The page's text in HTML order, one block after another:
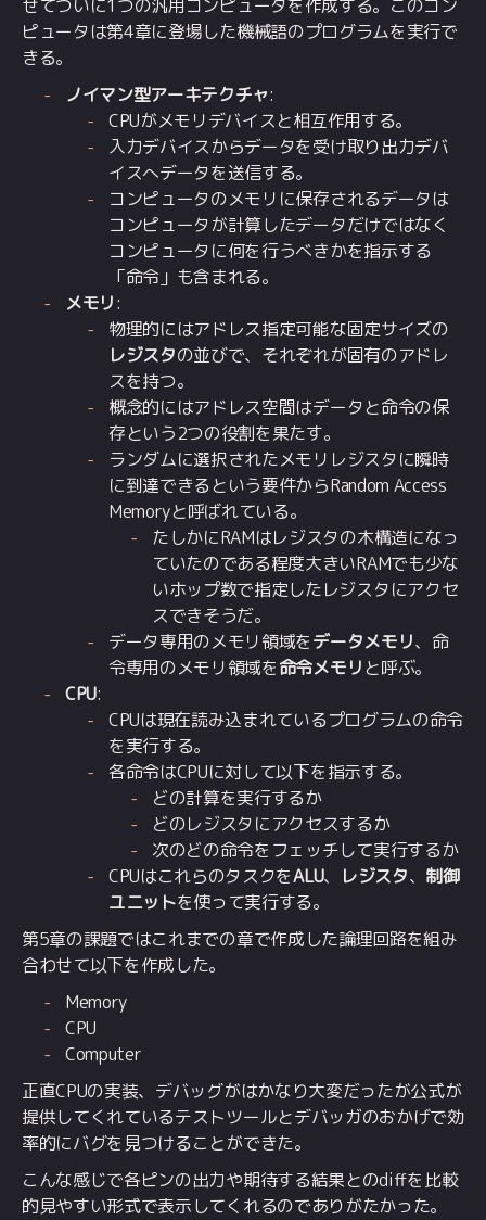
せてついに1つの汎用コンピュータを作成する。このコン
ピュータは第4章に登場した機械語のプログラムを実行で
きる。
ノイマン型アーキテクチャ:
CPUがメモリデバイスと相互作用する。
入力デバイスからデータを受け取り出力デバ
イスへデータを送信する。
コンピュータのメモリに保存されるデータは
コンピュータが計算したデータだけではなく
コンピュータに何を行うべきかを指示する
「命令」も含まれる。
メモリ:
物理的にはアドレス指定可能な固定サイズの
レジスタの並びで、それぞれが固有のアドレ
スを持つ。
概念的にはアドレス空間はデータと命令の保
存という2つの役割を果たす。
ランダムに選択されたメモリレジスタに瞬時
に到達できるという要件からRandom Access
Memoryと呼ばれている。
たしかにRAMはレジスタの木構造になっ
ていたのである程度大きいRAMでも少な
いホップ数で指定したレジスタにアクセ
スできそうだ。
データ専用のメモリ領域をデータメモリ、命
令専用のメモリ領域を命令メモリと呼ぶ。
CPU:
CPUは現在読み込まれているプログラムの命令
を実行する。
各命令はCPUに対して以下を指示する。
どの計算を実行するか
どのレジスタにアクセスするか
次のどの命令をフェッチして実行するか
CPUはこれらのタスクをALU、 レジスタ、 制御
ユニットを使って実行する。
第5章の課題ではこれまでの章で作成した論理回路を組み
合わせて以下を作成した。
Memory
CPU
Computer
正直CPUの実装、デバッグがはかなり大変だったが公式が
提供してくれているテストツールとデバッガのおかげで効
率的にバグを見つけることができた。
こんな感じで各ピンの出力や期待する結果とのdiffを比較
的見やすい形式で表示してくれるのでありがたかった。